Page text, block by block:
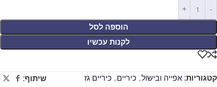
הוספה לסל
לקנות עכשיו
קטגוריות: אפייה ובישול, כיריים, כיריים גז
שיתוף: